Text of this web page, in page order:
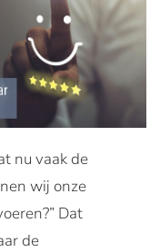
nu vaak de
wij onze
Dat
de